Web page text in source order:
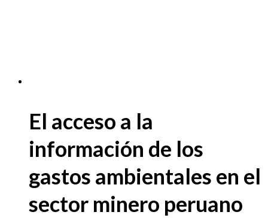
El acceso a la
información de los
gastos ambientales en el
sector minero peruano